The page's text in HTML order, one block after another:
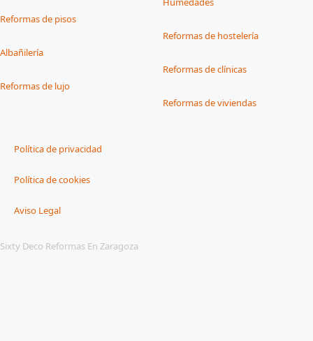
Reformas de pisos
Albañilería
Reformas de lujo
Reformas de hostelería
Reformas de clínicas
Reformas de viviendas
Política de privacidad
Política de cookies
Aviso Legal
Sixty Deco Reformas En Zaragoza